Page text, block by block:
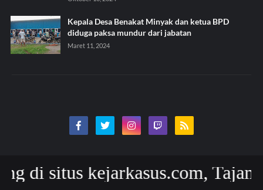
Kepala Desa Benakat Minyak dan ketua BPD
diduga paksa mundur dari jabatan
Maret 11, 2024
kejarkasus.com, Tajam